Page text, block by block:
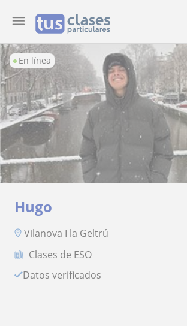
En línea
Hugo
Vilanova I la Geltrú
Clases de ESO
Datos verificados